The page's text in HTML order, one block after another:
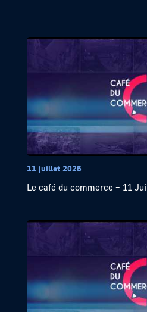
11 juillet 2026
Le café du commerce – 11